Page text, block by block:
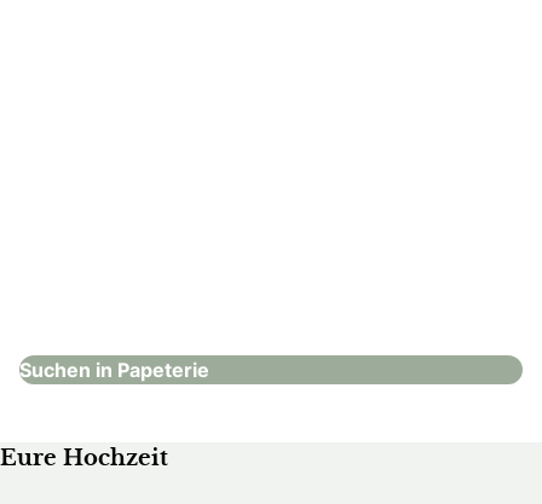
Suchen in Papeterie
Eure Hochzeit